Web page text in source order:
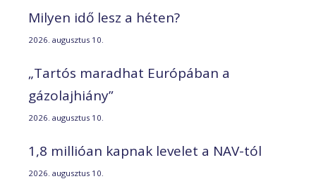
Milyen idő lesz a héten?
2026. augusztus 10.
„Tartós maradhat Európában a
gázolajhiány”
2026. augusztus 10.
1,8 millióan kapnak levelet a NAV-tól
2026. augusztus 10.